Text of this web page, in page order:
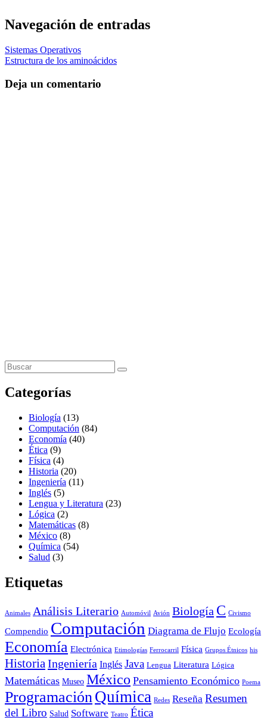
Navegación de entradas
Sistemas Operativos
Estructura de los aminoácidos
Deja un comentario
Categorías
Biología (13)
Computación (84)
Economía (40)
Ética (9)
Física (4)
Historia (20)
Ingeniería (11)
Inglés (5)
Lengua y Literatura (23)
Lógica (2)
Matemáticas (8)
México (8)
Química (54)
Salud (3)
Etiquetas
Animales Análisis Literario Automóvil Avión Biología C Civismo
Compendio Computación Diagrama de Flujo Ecología
Economía Electrónica Etimologías Ferrocarril Física Grupos Étnicos his
HistoriaIngeniería Inglés Java Lengua Literatura Lógica
Matemáticas Museo México Pensamiento Económico Poema
ProgramaciónQuímica Redes Reseña Resumen
del Libro Salud Software Teatro Ética